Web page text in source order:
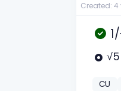
Created: 4
√5
CU